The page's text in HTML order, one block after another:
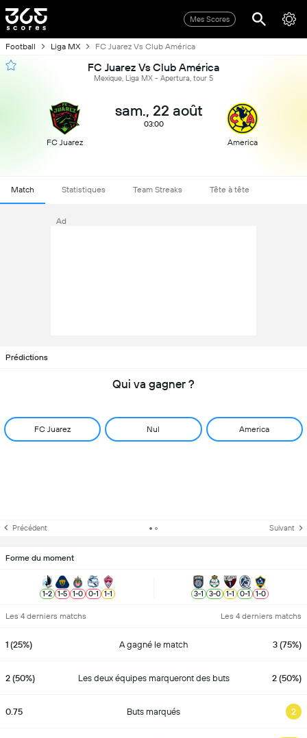
Mes Scores
Football Liga MX FC Juarez Vs Club América
FC Juarez Vs Club América
Mexique, Liga MX - Apertura, tour 5
FC Juarez
sam., 22 août
03:00
America
Match Statistiques Team Streaks Tête à tête
Ad
Prédictions
Qui va gagner ?
FC Juarez Nul America
Précédent Suivant
Forme du moment
1-2 1-5 1-0 0-1 1-1 3-1 3-0 1-1 0-1 1-0
Les 4 derniers matchs Les 4 derniers matchs
1 (25%) A gagné le match 3 (75%)
2 (50%) Les deux équipes marqueront des buts 2 (50%)
0.75 Buts marqués 2